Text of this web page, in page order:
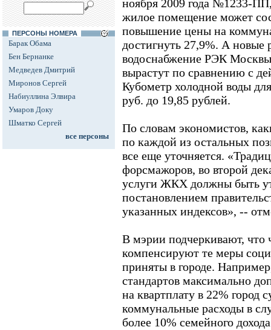
ПЕРСОНЫ НОМЕРА
Барак Обама
Бен Бернанке
Медведев Дмитрий
Миронов Сергей
Набиуллина Элвира
Умаров Доку
Шматко Сергей
все персоны
ноября 2009 года №1233-
жилое помещение может
повышение цены на
достигнуть 27,9%. А новые
водоснабжение РЭК
вырастут по сравнению с
Кубометр холодной воды
руб. до 19,85 рублей.
По словам экономистов,
по каждой из остальных
все еще уточняется.
форсмажоров, во второй
услуги ЖКХ должны быть
постановлением
указанных индексов», --
В мэрии подчеркивают, что
компенсируют те меры
приняты в городе.
стандартов максимально
на квартплату в 22% город
коммунальные расходы в
более 10% семейного